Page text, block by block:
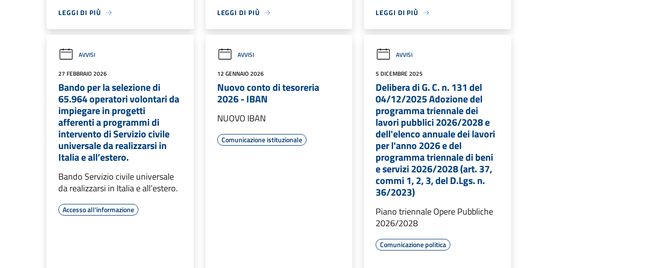
LEGGI DI PIÙ LEGGI DI PIÙ LEGGI DI PIÙ
AVVISI
27 FEBBRAIO 2026
Bando per la selezione di
65.964 operatori volontari da
impiegare in progetti
afferenti a programmi di
intervento di Servizio civile
universale da realizzarsi in
Italia e all’estero.
Bando Servizio civile universale
da realizzarsi in Italia e all’estero.
Accesso all'informazione
AVVISI
12 GENNAIO 2026
Nuovo conto di tesoreria
2026 - IBAN
NUOVO IBAN
Comunicazione istituzionale
AVVISI
5 DICEMBRE 2025
Delibera di G. C. n. 131 del
04/12/2025 Adozione del
programma triennale dei
lavori pubblici 2026/2028 e
dell'elenco annuale dei lavori
per l'anno 2026 e del
programma triennale di beni
e servizi 2026/2028 (art. 37,
commi 1, 2, 3, del D.Lgs. n.
36/2023)
Piano triennale Opere Pubbliche
2026/2028
Comunicazione politica